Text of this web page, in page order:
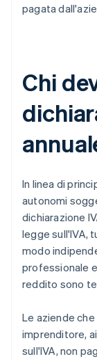
pagata
Chi
In linea di
autonomi
dichiarazione
legge sull'IVA,
modo
professionale
reddito sono
Le aziende
imprenditore,
sull'IVA, non